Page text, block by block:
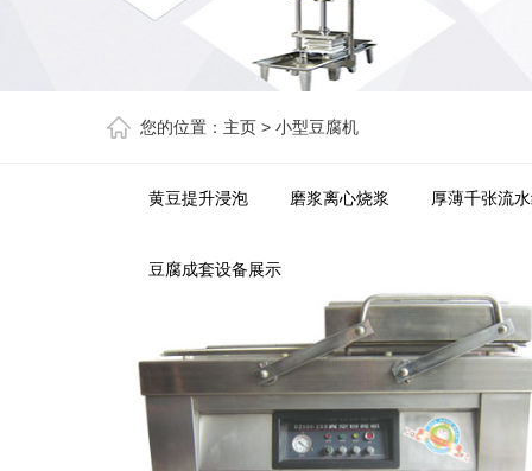
您的位置： 主页 > 小型豆腐机
黄豆提升浸泡 磨浆离心烧浆 厚薄千张流
豆腐成套设备展示